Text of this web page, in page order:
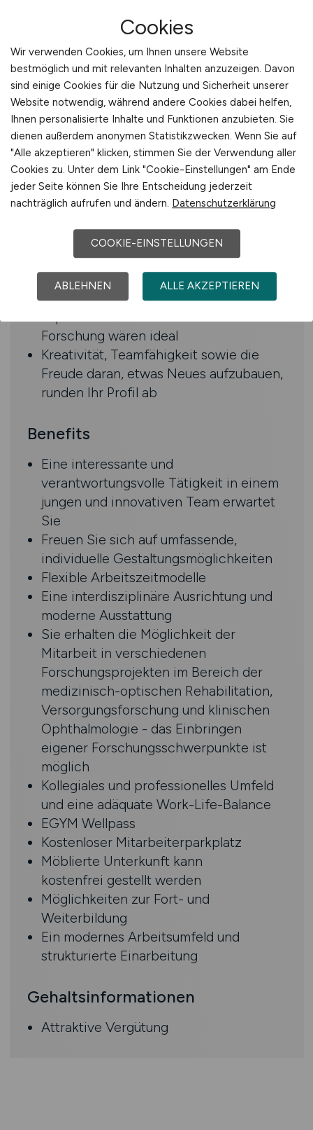
Sie besitzen den Facharzt für
Ophthalmologie und eine
abgeschlossene Promotion
Sie können die deutsche Approbation
vorweisen
Sie verfügen bereits über eine fundierte
Berufserfahrung und profunde
Kenntnisse auf dem Gebiet der
konservativen Ophthalmologie
B. im Bereich der intraokularen
Entzündungen, dem Glaukom,
Augentumoren oder der Retinologie
Erfahrungen im Bereich der
Forschung wären ideal
Kreativität, Teamfähigkeit sowie die
Freude daran, etwas Neues aufzubauen,
runden Ihr Profil ab
Benefits
Eine interessante und
verantwortungsvolle Tätigkeit in einem
jungen und innovativen Team erwartet
Sie
Freuen Sie sich auf umfassende,
individuelle Gestaltungsmöglichkeiten
Flexible Arbeitszeitmodelle
Eine interdisziplinäre Ausrichtung und
moderne Ausstattung
Sie erhalten die Möglichkeit der
Mitarbeit in verschiedenen
Forschungsprojekten im Bereich der
medizinisch-optischen Rehabilitation,
Versorgungsforschung und klinischen
Ophthalmologie - das Einbringen
eigener Forschungsschwerpunkte ist
möglich
Kollegiales und professionelles Umfeld
und eine adäquate Work-Life-Balance
EGYM Wellpass
Kostenloser Mitarbeiterparkplatz
Möblierte Unterkunft kann
kostenfrei gestellt werden
Möglichkeiten zur Fort- und
Weiterbildung
Ein modernes Arbeitsumfeld und
strukturierte Einarbeitung
Gehaltsinformationen
Attraktive Vergütung
Cookies
Wir verwenden Cookies, um Ihnen unsere Website
bestmöglich und mit relevanten Inhalten anzuzeigen. Davon
sind einige Cookies für die Nutzung und Sicherheit unserer
Website notwendig, während andere Cookies dabei helfen,
Ihnen personalisierte Inhalte und Funktionen anzubieten. Sie
dienen außerdem anonymen Statistikzwecken. Wenn Sie auf
"Alle akzeptieren" klicken, stimmen Sie der Verwendung aller
Cookies zu. Unter dem Link "Cookie-Einstellungen" am Ende
jeder Seite können Sie Ihre Entscheidung jederzeit
nachträglich aufrufen und ändern. Datenschutzerklärung
COOKIE-EINSTELLUNGEN
ABLEHNEN ALLE AKZEPTIEREN